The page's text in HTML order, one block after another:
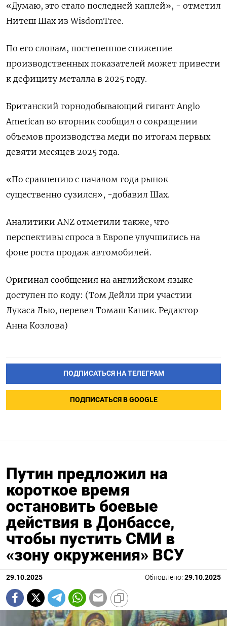
«Думаю, это стало последней каплей», - отметил
Нитеш Шах из WisdomTree.
По его словам, постепенное снижение
производственных показателей может привести
к дефициту металла в 2025 году.
Британский горнодобывающий гигант Anglo
American во вторник сообщил о сокращении
объемов производства меди по итогам первых
девяти месяцев 2025 года.
«По сравнению с началом года рынок
существенно сузился», -добавил Шах.
Аналитики ANZ отметили также, что
перспективы спроса в Европе улучшились на
фоне роста продаж автомобилей.
Оригинал сообщения на английском языке
доступен по коду: (Том Дейли при участии
Лукаса Лью, перевел Томаш Каник. Редактор
Анна Козлова)
ПОДПИСАТЬСЯ НА ТЕЛЕГРАМ
ПОДПИСАТЬСЯ В GOOGLE
Путин предложил на
короткое время
остановить боевые
действия в Донбассе,
чтобы пустить СМИ в
«зону окружения» ВСУ
29.10.2025 Обновлено: 29.10.2025